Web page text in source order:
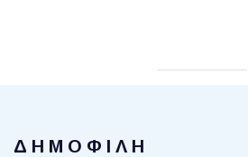
ΔΗΜΟΦΙΛΗ